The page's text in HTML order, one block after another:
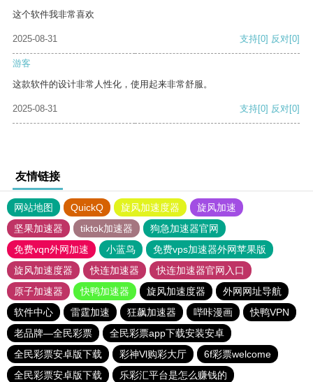
这个软件我非常喜欢
2025-08-31 支持[0] 反对[0]
游客
这款软件的设计非常人性化，使用起来非常舒服。
2025-08-31 支持[0] 反对[0]
友情链接
网站地图 QuickQ 旋风加速度器
旋风加速
坚果加速器
tiktok加速器
狗急加速器官网
免费vqn外网加速
小蓝鸟
免费vps加速器外网苹果版
旋风加速度器
快连加速器
快连加速器官网入口
原子加速器
快鸭加速器 旋风加速度器
外网网址导航
软件中心
雷霆加速 狂飙加速器 哔咔漫画
快鸭VPN
老品牌—全民彩票
全民彩票app下载安装安卓
全民彩票安卓版下载
彩神Vl购彩大厅
6f彩票welcome
全民彩票安卓版下载
乐彩汇平台是怎么赚钱的